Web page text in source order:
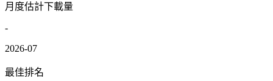
月度估計下載量
-
2026-07
最佳排名